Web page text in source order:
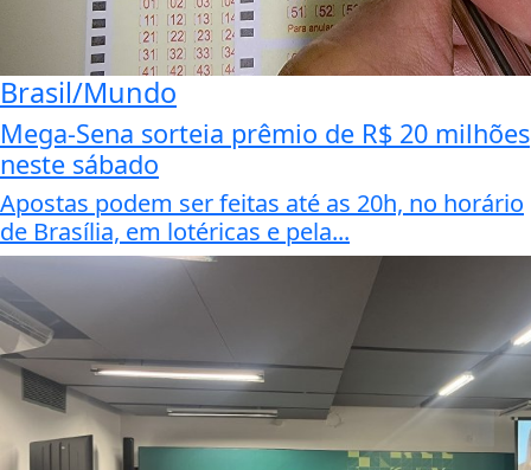
Brasil/Mundo
Mega-Sena sorteia prêmio de R$ 20 milhões
neste sábado
Apostas podem ser feitas até as 20h, no horário
de Brasília, em lotéricas e pela...